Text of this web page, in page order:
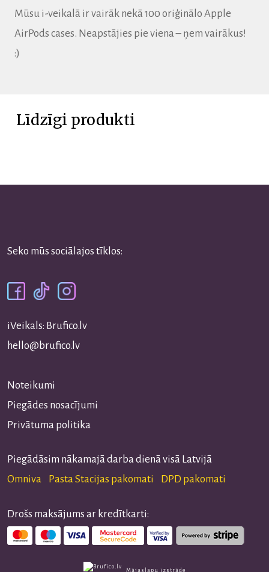
Mūsu i-veikalā ir vairāk nekā 100 oriģinālo Apple
AirPods cases. Neapstājies pie viena – ņem vairākus!
:)
Līdzīgi produkti
Seko mūs sociālajos tīklos:
iVeikals: Brufico.lv
hello@brufico.lv
Noteikumi
Piegādes nosacījumi
Privātuma politika
Piegādāsim nākamajā darba dienā visā Latvijā
Omniva Pasta Stacijas pakomati DPD pakomati
Drošs maksājums ar kredītkarti:
Mājaslapu izstrāde